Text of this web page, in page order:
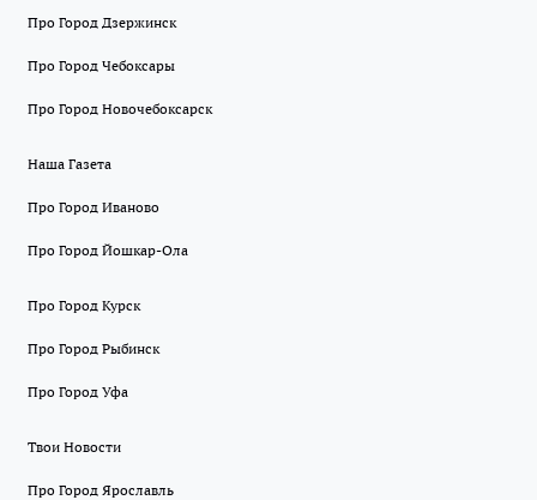
Про Город Дзержинск
Про Город Чебоксары
Про Город Новочебоксарск
Наша Газета
Про Город Иваново
Про Город Йошкар-Ола
Про Город Курск
Про Город Рыбинск
Про Город Уфа
Твои Новости
Про Город Ярославль